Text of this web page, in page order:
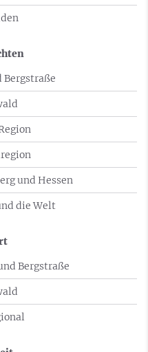
und Hessen
die Welt
Bergstraße